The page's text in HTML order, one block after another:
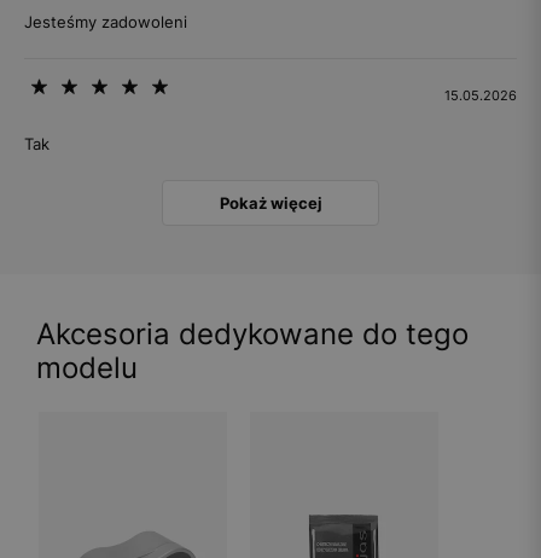
Jesteśmy zadowoleni
15.05.2026
Tak
Pokaż więcej
Akcesoria dedykowane do tego
modelu